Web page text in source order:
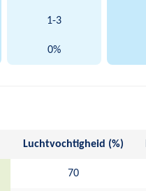
1-3
0%
Luchtvochtigheid (%)
70